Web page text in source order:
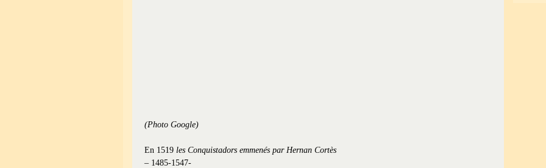
(Photo Google)
En 1519 les Conquistadors emmenés par Hernan Cortès
– 1485-1547-